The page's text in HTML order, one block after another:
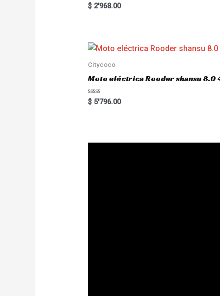
R
a
o
u
o
f
5
$2'968.00
Citycoco
Moto eléctrica Rooder shansu
R
a
$5'796.00